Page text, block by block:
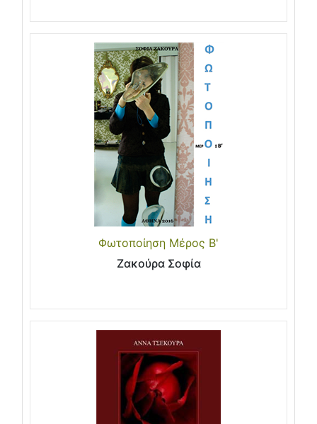
Φωτοποίηση Μέρος Β'
Ζακούρα Σοφία